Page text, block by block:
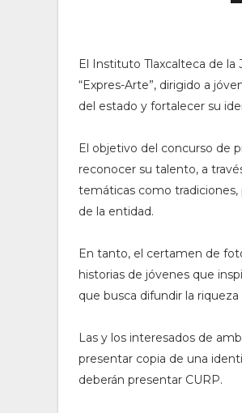
El Instituto Tlaxcalteca de la
“Expres-Arte”, dirigido a
del estado y fortalecer su
El objetivo del concurso de
reconocer su talento, a
temáticas como tradiciones,
de la entidad.
En tanto, el certamen de
historias de jóvenes que
que busca difundir la
Las y los interesados de
presentar copia de una
deberán presentar CURP.